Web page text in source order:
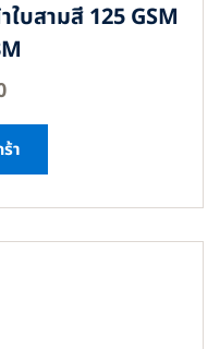
ใบสามสี 125 GSM
า